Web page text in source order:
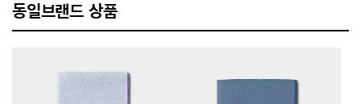
동일브랜드 상품